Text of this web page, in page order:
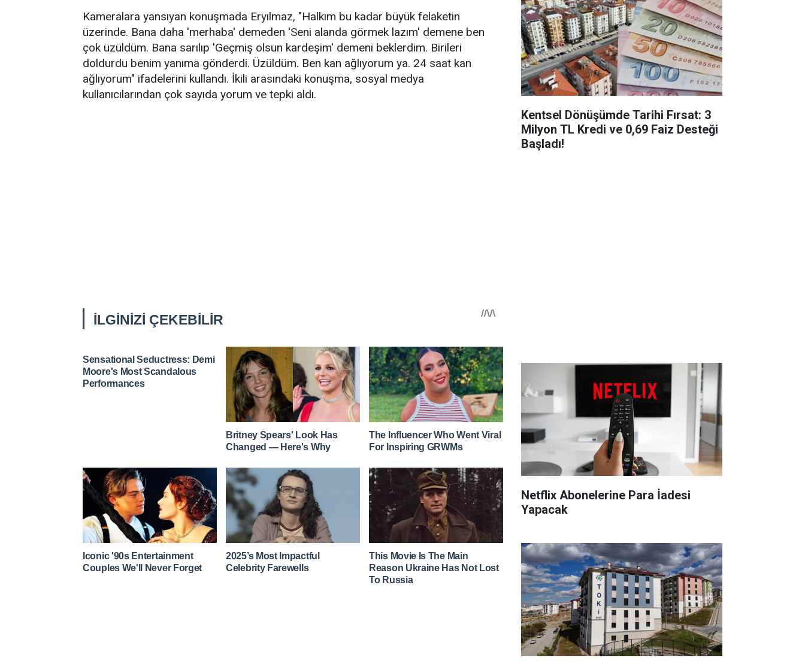
Kameralara yansıyan konuşmada Eryılmaz, "Halkım bu kadar büyük felaketin
üzerinde. Bana daha 'merhaba' demeden 'Seni alanda görmek lazım' demene ben
çok üzüldüm. Bana sarılıp 'Geçmiş olsun kardeşim' demeni beklerdim. Birileri
doldurdu benim yanıma gönderdi. Üzüldüm. Ben kan ağlıyorum ya. 24 saat kan
ağlıyorum" ifadelerini kullandı. İkili arasındaki konuşma, sosyal medya
kullanıcılarından çok sayıda yorum ve tepki aldı.
Kentsel Dönüşümde Tarihi Fırsat: 3
Milyon TL Kredi ve 0,69 Faiz Desteği
Başladı!
Netflix Abonelerine Para İadesi
Yapacak